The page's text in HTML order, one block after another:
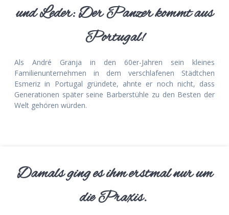
und Leder: Der Panzer kommt aus
Portugal!
Als André Granja in den 60er-Jahren sein kleines
Familienunternehmen in dem verschlafenen Städtchen
Esmeriz in Portugal gründete, ahnte er noch nicht, dass
Generationen später seine Barberstühle zu den Besten der
Welt gehören würden.
Damals ging es ihm erstmal nur um
die Praxis.